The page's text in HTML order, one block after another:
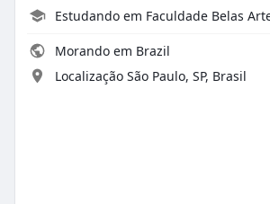
Estudando em Faculdade Belas
Morando em Brazil
Localização São Paulo, SP, Brasil